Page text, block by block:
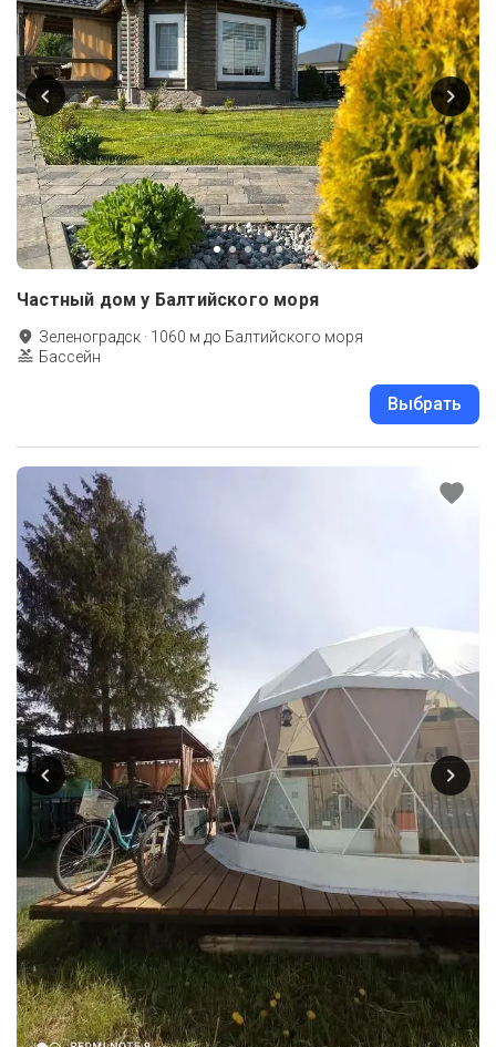
Частный дом у Балтийского моря
Зеленоградск · 1060 м до Балтийского моря
Бассейн
Выбрать